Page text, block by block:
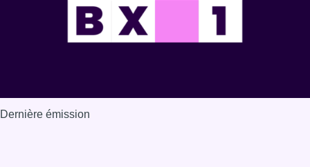
Dernière émission